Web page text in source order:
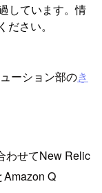
しています。情
さい。
ーション部のき
わせてNew Relic
Q